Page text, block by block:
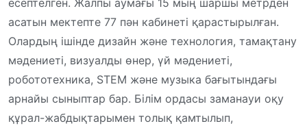
асатын мектепте 77 пән кабинеті қарастырылған.
Олардың ішінде дизайн және технология, тамақтану
мәдениеті, визуалды өнер, үй мәдениеті,
робототехника, STEM және музыка бағытындағы
арнайы сыныптар бар. Білім ордасы заманауи оқу
құрал-жабдықтарымен толық қамтылып,